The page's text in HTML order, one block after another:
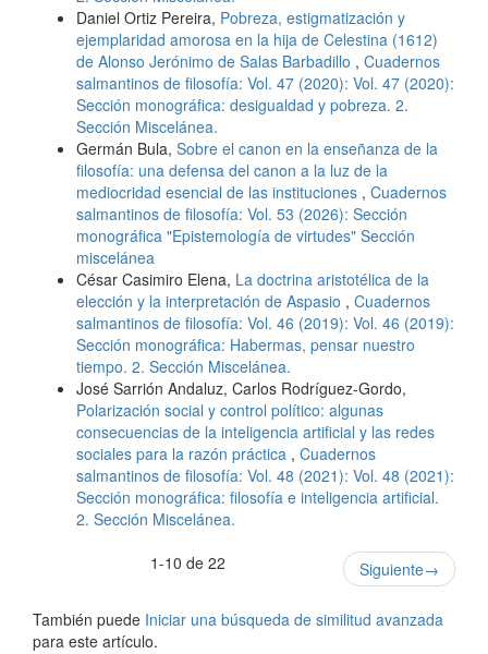
Daniel Ortiz Pereira, Pobreza, estigmatización y
ejemplaridad amorosa en la hija de Celestina (1612)
de Alonso Jerónimo de Salas Barbadillo , Cuadernos
salmantinos de filosofía: Vol. 47 (2020): Vol. 47 (2020):
Sección monográfica: desigualdad y pobreza. 2.
Sección Miscelánea.
Germán Bula, Sobre el canon en la enseñanza de la
filosofía: una defensa del canon a la luz de la
mediocridad esencial de las instituciones , Cuadernos
salmantinos de filosofía: Vol. 53 (2026): Sección
monográfica "Epistemología de virtudes" Sección
miscelánea
César Casimiro Elena, La doctrina aristotélica de la
elección y la interpretación de Aspasio , Cuadernos
salmantinos de filosofía: Vol. 46 (2019): Vol. 46 (2019):
Sección monográfica: Habermas, pensar nuestro
tiempo. 2. Sección Miscelánea.
José Sarrión Andaluz, Carlos Rodríguez-Gordo,
Polarización social y control político: algunas
consecuencias de la inteligencia artificial y las redes
sociales para la razón práctica , Cuadernos
salmantinos de filosofía: Vol. 48 (2021): Vol. 48 (2021):
Sección monográfica: filosofía e inteligencia artificial.
2. Sección Miscelánea.
1-10 de 22
Siguiente→
También puede Iniciar una búsqueda de similitud avanzada
para este artículo.